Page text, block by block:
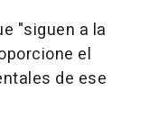
"siguen a la
el
de ese